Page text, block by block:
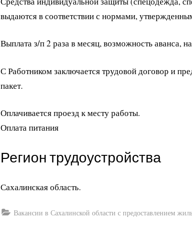
выдаются в соответствии с нормами,
Выплата з/п 2 раза в месяц, возможность аванса,
С Работником заключается трудовой договор и
пакет.
Оплачивается проезд к месту работы.
Оплата питания
Регион трудоустройства
Сахалинская область.
Вакансии в Сахалинской области с предоставлением